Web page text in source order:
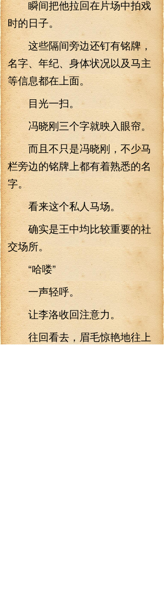
瞬间把他拉回在片场中拍戏
时的日子。
这些隔间旁边还钉有铭牌，
名字、年纪、身体状况以及马主
等信息都在上面。
目光一扫。
冯晓刚三个字就映入眼帘。
而且不只是冯晓刚，不少马
栏旁边的铭牌上都有着熟悉的名
字。
看来这个私人马场。
确实是王中均比较重要的社
交场所。
“哈喽”
一声轻呼。
让李洛收回注意力。
往回看去，眉毛惊艳地往上